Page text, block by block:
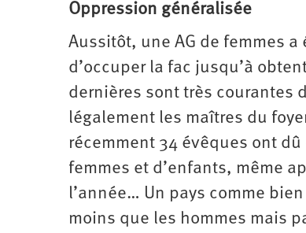
Oppression généralisée
Aussitôt, une AG de femmes
d’occuper la fac jusqu’à
dernières sont très courantes
légalement les maîtres du
récemment 34 évêques ont
femmes et d’enfants, même
l’année… Un pays comme
moins que les hommes mais